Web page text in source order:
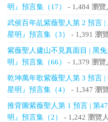
明』預言集（17）
- 1,484 瀏覽
武侯百年乩紫薇聖人第 2 預言
星明』預言集（3）
- 1,391 瀏
紫薇聖人廬山不見真面目 | 黑
明』預言集（66）
- 1,379 瀏覽
乾坤萬年歌紫薇聖人第 3 預言
星明』預言集（4）
- 1,347 瀏
推背圖紫薇聖人第 1 預言 | 第
明』預言集（2）
- 1,242 瀏覽